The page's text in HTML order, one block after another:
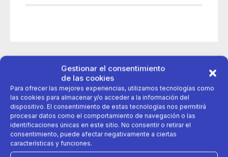
Gestionar el consentimiento
de las cookies
Para ofrecer las mejores experiencias, utilizamos tecnologías como
las cookies para almacenar y/o acceder a la información del
dispositivo. El consentimiento de estas tecnologías nos permitirá
procesar datos como el comportamiento de navegación o las
identificaciones únicas en este sitio. No consentir o retirar el
consentimiento, puede afectar negativamente a ciertas
características y funciones.